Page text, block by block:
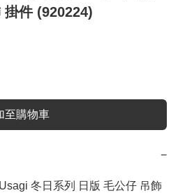
件 (920224)
至購物車
−
冬日系列 日版 毛公仔 吊飾